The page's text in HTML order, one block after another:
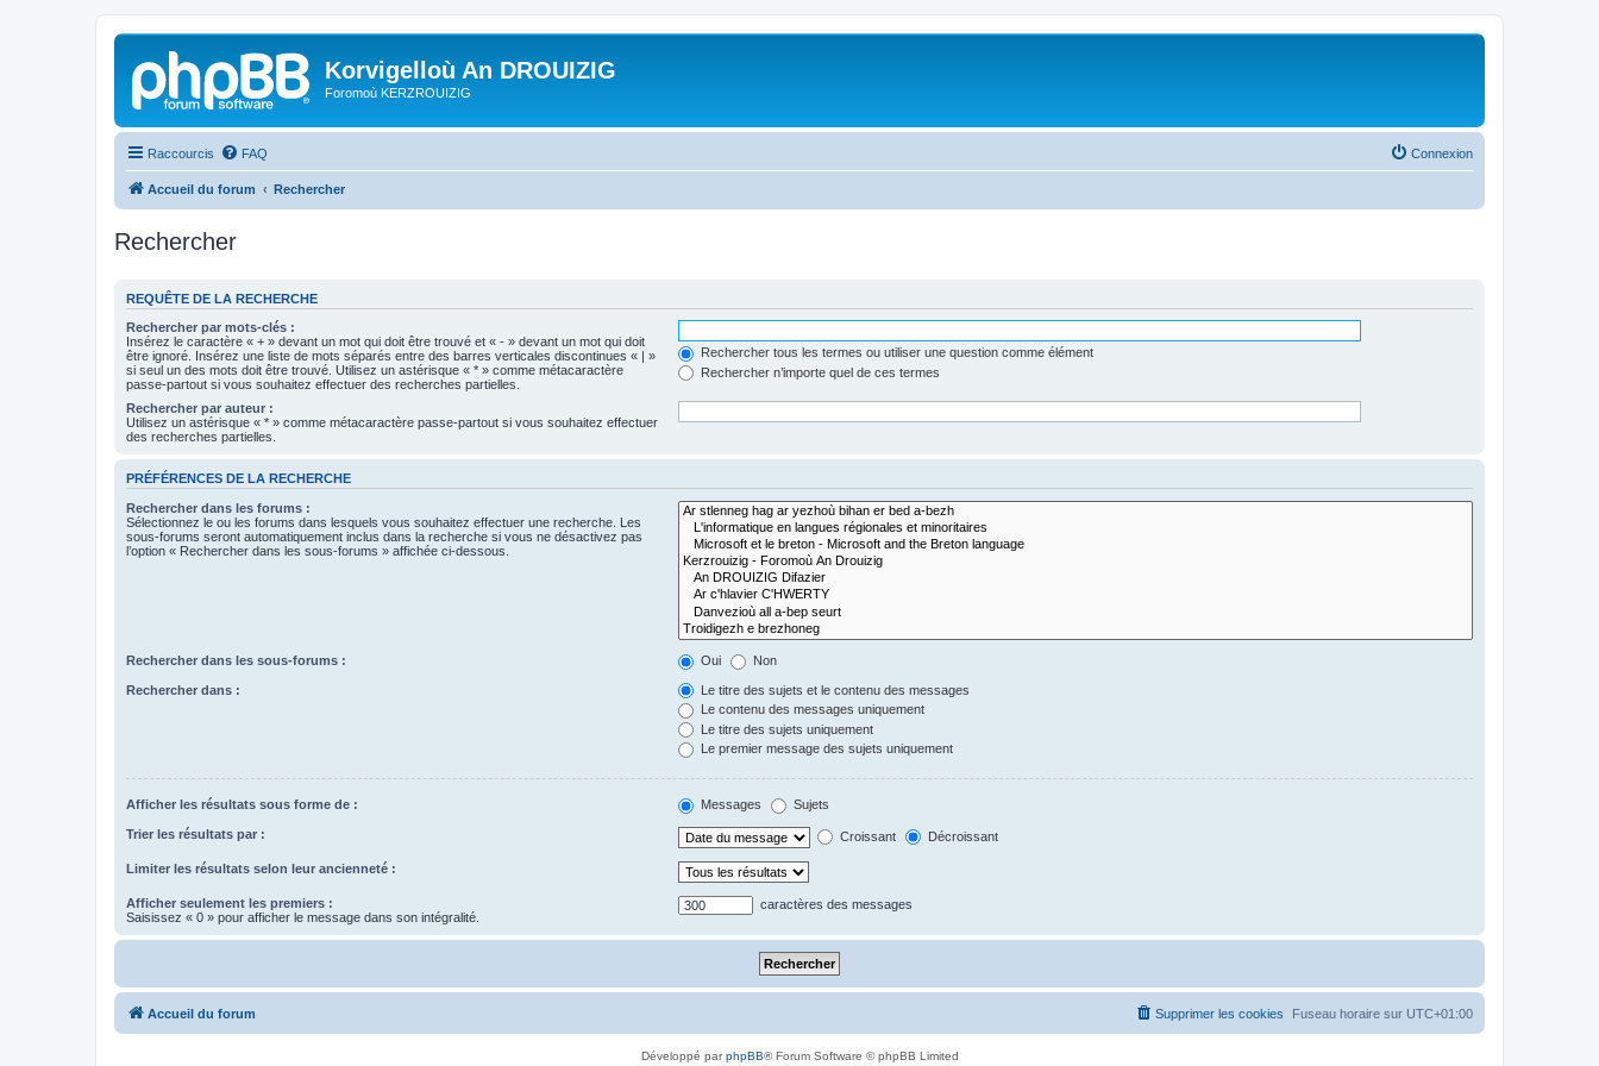
Korvigelloù An DROUIZIG
Foromoù KERZROUIZIG
Raccourcis FAQ Connexion
Accueil du forum Rechercher
Rechercher
REQUÊTE DE LA RECHERCHE
Rechercher par mots-clés :
Insérez le caractère « + » devant un mot qui doit être trouvé et « - » devant un mot qui doit
être ignoré. Insérez une liste de mots séparés entre des barres verticales discontinues « | »
si seul un des mots doit être trouvé. Utilisez un astérisque « * » comme métacaractère
passe-partout si vous souhaitez effectuer des recherches partielles.
Rechercher tous les termes ou utiliser une question comme élément
Rechercher n’importe quel de ces termes
Rechercher par auteur :
Utilisez un astérisque « * » comme métacaractère passe-partout si vous souhaitez effectuer
des recherches partielles.
PRÉFÉRENCES DE LA RECHERCHE
Rechercher dans les forums :
Sélectionnez le ou les forums dans lesquels vous souhaitez effectuer une recherche. Les
sous-forums seront automatiquement inclus dans la recherche si vous ne désactivez pas
l’option « Rechercher dans les sous-forums » affichée ci-dessous.
Rechercher dans les sous-forums : Oui Non
Rechercher dans :
Le titre des sujets et le contenu des messages
Le contenu des messages uniquement
Le titre des sujets uniquement
Le premier message des sujets uniquement
Afficher les résultats sous forme de : Messages Sujets
Trier les résultats par : Croissant Décroissant
Limiter les résultats selon leur ancienneté :
Afficher seulement les premiers :
Saisissez « 0 » pour afficher le message dans son intégralité.
caractères des messages
Accueil du forum Fuseau horaire sur UTC+01:00
Supprimer les cookies
Développé parphpBB® Forum Software © phpBB Limited